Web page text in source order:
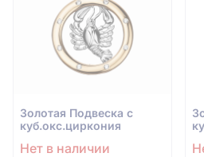
Золотая Подвеска с
куб.окс.циркония
Нет в наличии